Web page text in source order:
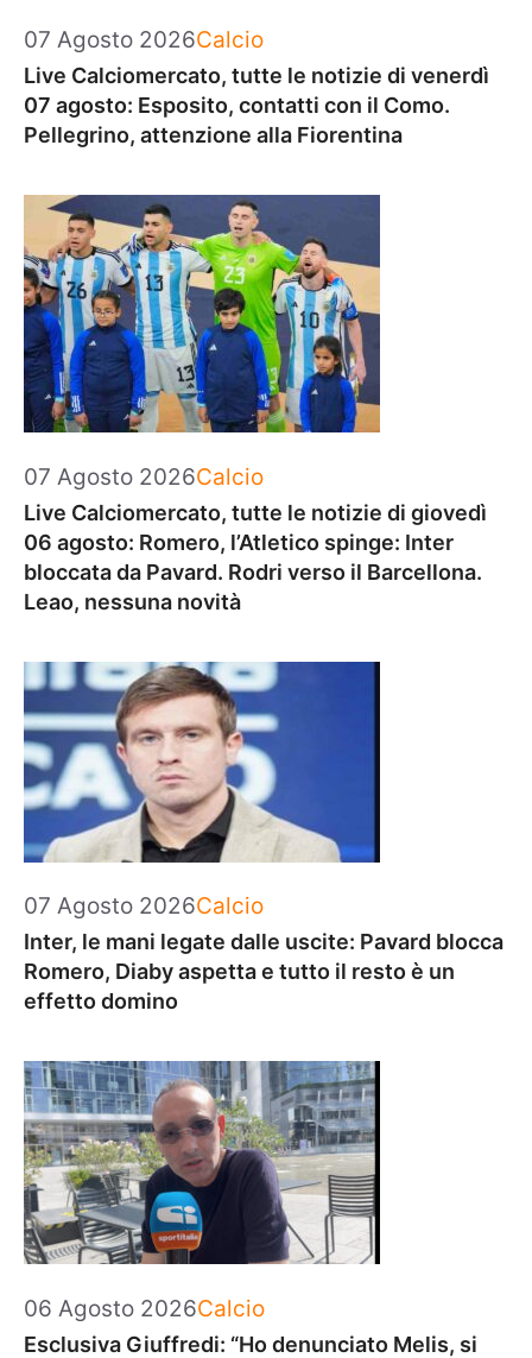
07 Agosto 2026Categorie
Calcio
Live Calciomercato, tutte le notizie di venerdì
07 agosto: Esposito, contatti con il Como.
Pellegrino, attenzione alla Fiorentina
07 Agosto 2026Categorie
Calcio
Live Calciomercato, tutte le notizie di giovedì
06 agosto: Romero, l’Atletico spinge: Inter
bloccata da Pavard. Rodri verso il Barcellona.
Leao, nessuna novità
07 Agosto 2026Categorie
Calcio
Inter, le mani legate dalle uscite: Pavard blocca
Romero, Diaby aspetta e tutto il resto è un
effetto domino
06 Agosto 2026Categorie
Calcio
Esclusiva Giuffredi: “Ho denunciato Melis, si